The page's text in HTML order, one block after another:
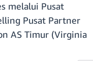
melalui Pusat
Pusat Partner
AS Timur (Virginia